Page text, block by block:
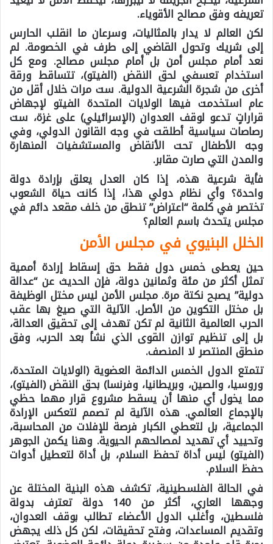
تعريفه وفق مصالح الأقوياء.
لكن العالم لا يدار بالمثاليات، وسرعان ما انقلب الحارس
إلى شريك وتحول القاضي إلى طرف في الخصومة. لم
نعد أمام مجلس أمن بل أمام مجلس مصالح. ومع كل
استخدام تعسفي لحق النقض (الفيتو)، تتساقط ورقة
أخرى من شجرة الشرعية الدولية. ست مرات خلال أقل من
عام استخدمت فيها الولايات المتحدة الفيتو لإجهاض
قراراتٍ تدعو لوقف العدوان (الإسرائيلي) على غزة، ست
رصاصات سياسية أطلقت في وجه القانون الدولي، وفي
وجه الأطفال تحت الأنقاض والمستشفيات المنهارة
والمدن التي صارت مقابر.
فأية شرعية هذه، إذا كان العدل يعلق بإرادة دولة
واحدة؟ وأي نظام دولي هذا، إذا كانت حياة الشعوب
تختصر في كلمة “اعتراض” تنطق من خلف مقعد دائم في
مجلس يتحدث باسم العالم؟
الخلل البنيوي في مجلس الأمن
حين يعطى خمس دول فقط حق إسقاط إرادة أممية
تمثل أكثر من مئة وثمانين دولة، فإن الحديث عن “عدالة
دولية” يصبح نكتة مرة. مجلس الأمن ليس مختل الوظيفة
بل مختل التكوين من الأصل. الآلية التي صيغ بها عقب
الحرب العالمية الثانية لم تكن تهدف إلى تحقيق العدالة،
بل إلى تنظيم توازن القوى الذي نشأ بعد الحرب، وفق
منطق المنتصر لا المنصف.
تتمتع الدول الخمس الدائمة العضوية (الولايات المتحدة،
وروسيا، والصين، وبريطانيا، وفرنسا) بحق النقض (الفيتو)،
مما يخول أي منها أن يسقط مشروع قرار مهما حظي
بالإجماع العالمي. هذه الآلية لم تصمم لتعكس الإرادة
الجماعية، بل لتعطي الكبار فرصة للإفلات من المحاسبة،
وتحييد أي تهديد لمصالحهم الحيوية. وهنا يكمن الجوهر
(الفيتو) ليس أداة تحفظ السلام، بل أداة لتعطيل أدوات
حفظ السلام.
في الحالة الفلسطينية، تكشف هذه البنية المختلة عن
وجهها العاري، أكثر من 140 دولة تعترف بدولة
فلسطين، وأغلب الدول الأعضاء تطالب بوقف العدوان،
وتقديم المساعدات، وفتح تحقيقات، لكن كل ذلك يجهض